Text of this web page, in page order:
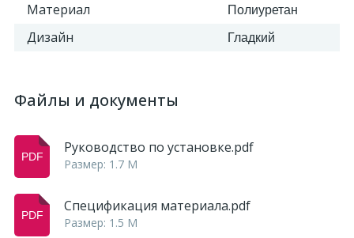
Материал Полиуретан
Дизайн Гладкий
Файлы и документы
Руководство по установке.pdf
Размер: 1.7 M
Спецификация материала.pdf
Размер: 1.5 M